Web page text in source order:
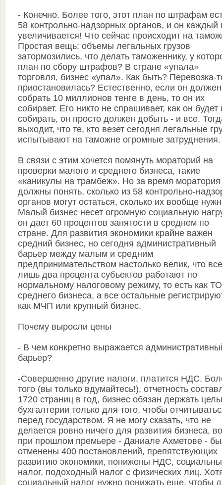
- Конечно. Более того, этот план по штрафам
58 контрольно-надзорных органов, и он каждый
увеличивается! Что сейчас происходит на
Простая вещь: объемы легальных грузов
затормозились, что делать таможеннику, у
план по сбору штрафов? В стране «упала»
торговля, бизнес «упал». Как быть? Перевозка-
приостановилась? Естественно, если он должен
собрать 10 миллионов тенге в день, то он их
собирает. Его никто не спрашивает, как он будет
собирать, он просто должен добыть - и все.
выходит, что те, кто везет сегодня легальные
испытывают на таможне огромные затруднения.
В связи с этим хочется помянуть мораторий на
проверки малого и среднего бизнеса, такие
«каникулы на трамбеж». Но за время
должны понять, сколько из 58 контрольно-
органов могут остаться, сколько их вообще
Малый бизнес несет огромную социальную
он дает 60 процентов занятости в среднем по
стране. Для развития экономики крайне важен
средний бизнес, но сегодня административный
барьер между малым и средним
предпринимательством настолько велик, что
лишь два процента субъектов работают по
нормальному налоговому режиму, то есть как
среднего бизнеса, а все остальные
как МЧП или крупный бизнес.
Почему выросли цены
- В чем конкретно выражается
барьер?
-Совершенно другие налоги, платится НДС.
того (вы только вдумайтесь!), отчетность
1720 страниц в год, бизнес обязан держать
бухгалтерии только для того, чтобы
перед государством. Я не могу сказать, что не
делается ровно ничего для развития бизнеса,
при прошлом премьере - Даниале Ахметове -
отменены 400 постановлений, препятствующих
развитию экономики, понижены НДС,
налог, подоходный налог с физических лиц.
социальный налог нужно понижать еще, чтобы